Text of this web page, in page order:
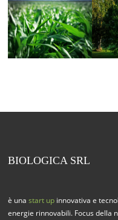
BIOLOGICA SRL
è unastart up innovativa e
energie rinnovabili. Focus della